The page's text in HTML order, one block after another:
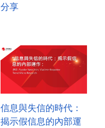
分享
信息與失信的時代：
揭示假信息的內部運